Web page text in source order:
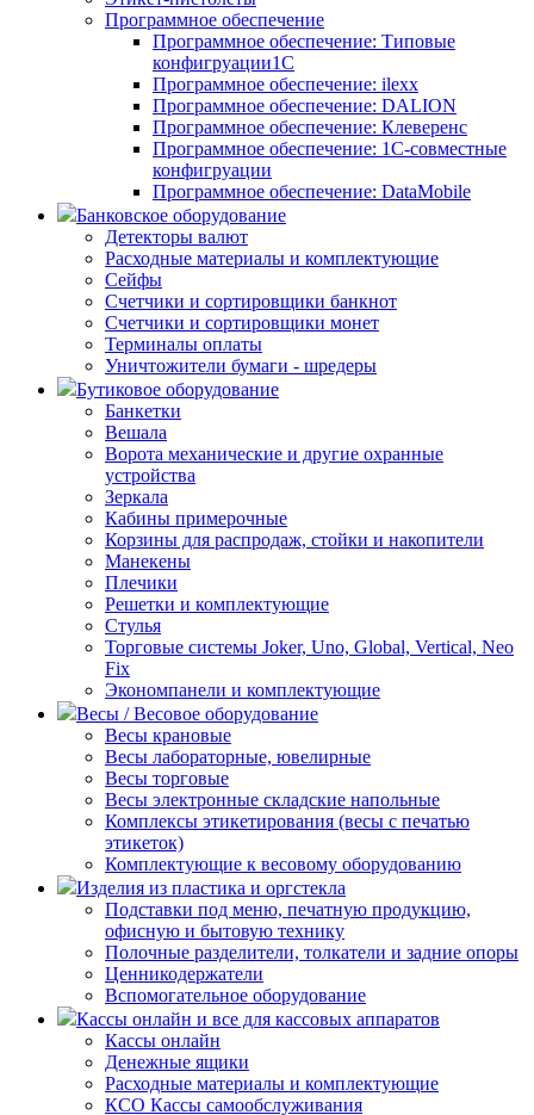
Программное обеспечение
Программное обеспечение: Типовые
конфигруации1С
Программное обеспечение: ilexx
Программное обеспечение: DALION
Программное обеспечение: Клеверенс
Программное обеспечение: 1С-совместные
конфигруации
Программное обеспечение: DataMobile
Банковское оборудование
Детекторы валют
Расходные материалы и комплектующие
Сейфы
Счетчики и сортировщики банкнот
Счетчики и сортировщики монет
Терминалы оплаты
Уничтожители бумаги - шредеры
Бутиковое оборудование
Банкетки
Вешала
Ворота механические и другие охранные
устройства
Зеркала
Кабины примерочные
Корзины для распродаж, стойки и накопители
Манекены
Плечики
Решетки и комплектующие
Стулья
Торговые системы Joker, Uno, Global, Vertical, Neo
Fix
Экономпанели и комплектующие
Весы / Весовое оборудование
Весы крановые
Весы лабораторные, ювелирные
Весы торговые
Весы электронные складские напольные
Комплексы этикетирования (весы с печатью
этикеток)
Комплектующие к весовому оборудованию
Изделия из пластика и оргстекла
Подставки под меню, печатную продукцию,
офисную и бытовую технику
Полочные разделители, толкатели и задние опоры
Ценникодержатели
Вспомогательное оборудование
Кассы онлайн и все для кассовых аппаратов
Кассы онлайн
Денежные ящики
Расходные материалы и комплектующие
КСО Кассы самообслуживания